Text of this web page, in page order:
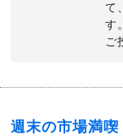
て
す。
ご
週末の市場満喫